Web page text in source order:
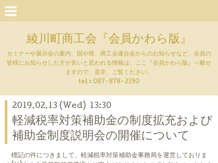
綾川町商工会『会員かわら版』
セミナーや展示会の案内、国や県、商工会連合会からのお知らせなど、会員の
皆様にお知らせした方が良いと思われる情報は、ここ『会員かわら版』へ載せ
ますので、是非、ご覧ください。
tel : 087-878-2190
2019.02.13 (Wed) 13:30
軽減税率対策補助金の制度拡充および
補助金制度説明会の開催について
標記の件につきまして、軽減税率対策補助金事務局を運営しておりま